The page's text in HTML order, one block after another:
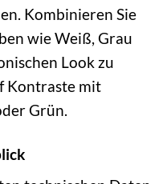
Kombinieren Sie
wie Weiß, Grau
Look zu
Kontraste mit
Grün.